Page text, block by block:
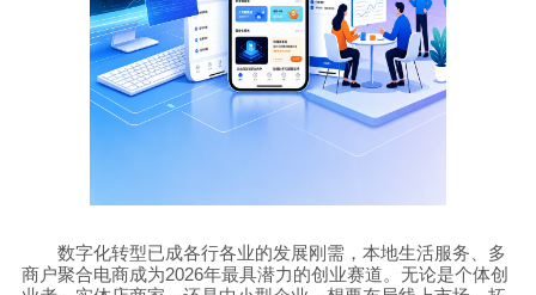
数字化转型已成各行各业的发展刚需，本地生活服务、多
商户聚合电商成为2026年最具潜力的创业赛道。无论是个体创